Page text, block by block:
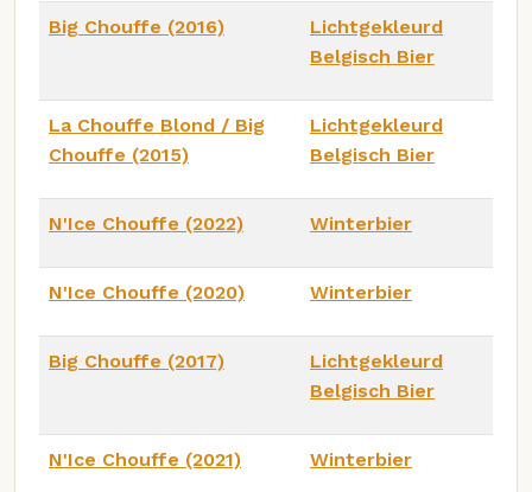
Big Chouffe (2016)
Lichtgekleurd
Belgisch Bier
La Chouffe Blond / Big
Chouffe (2015)
Lichtgekleurd
Belgisch Bier
N'Ice Chouffe (2022) Winterbier
N'Ice Chouffe (2020) Winterbier
Big Chouffe (2017)
Lichtgekleurd
Belgisch Bier
N'Ice Chouffe (2021) Winterbier